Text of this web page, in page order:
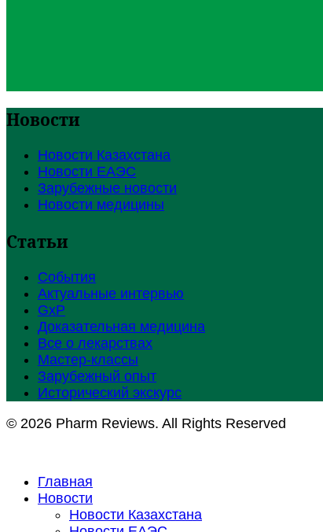
Новости
Новости Казахстана
Новости ЕАЭС
Зарубежные новости
Новости медицины
Статьи
События
Актуальные интервью
GxP
Доказательная медицина
Все о лекарствах
Мастер-классы
Зарубежный опыт
Исторический экскурс
© 2026 Pharm Reviews. All Rights Reserved
Главная
Новости
Новости Казахстана